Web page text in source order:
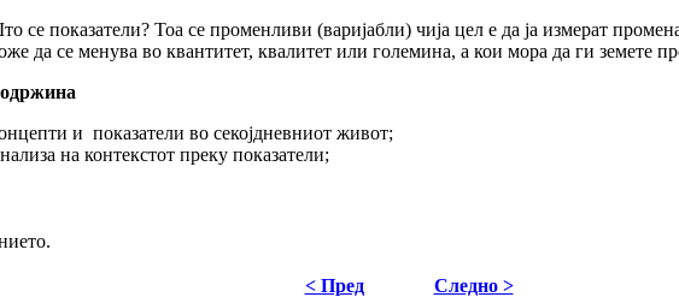
се показатели? Тоа се променливи (варијабли) чија цел е да ја измерат
да се менува во квантитет, квалитет или големина, а кои мора да ги земете
и показатели во секојдневниот живот;
на контекстот преку показатели;
< Пред Следно >